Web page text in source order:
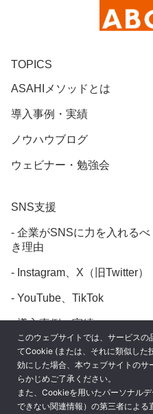
TOPICS
ASAHIメソッドとは
導入事例・実績
ノウハウブログ
ウェビナー・勉強会
SNS支援
企業がSNSに力を入れるべ
き理由
Instagram、X（旧Twitter）
YouTube、TikTok
導入事例・実績
プライバ
このウェブサイトでは、サービス
てCookie (または、それに類似した
効にした場合、本ウェブサイトの
らかじめご了承ください。
また、Cookieを用いたパーソナル
できない関連情報）の第三者による